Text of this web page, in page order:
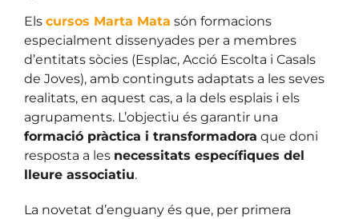
Els cursos Marta Mata són formacions
especialment dissenyades per a membres
d’entitats sòcies (Esplac, Acció Escolta i Casals
de Joves), amb continguts adaptats a les seves
realitats, en aquest cas, a la dels esplais i els
agrupaments. L’objectiu és garantir una
formació pràctica i transformadora que doni
resposta a les necessitats específiques del
lleure associatiu.
La novetat d’enguany és que, per primera